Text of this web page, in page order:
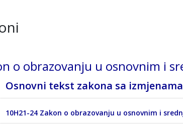
o obrazovanju u osnovnim i
Osnovni tekst zakona sa izmjenama
10H21-24 Zakon o obrazovanju u osnovnim i